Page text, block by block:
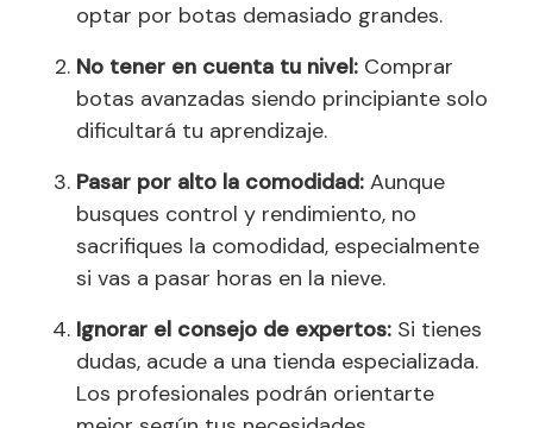
optar por botas demasiado grandes.
No tener en cuenta tu nivel: Comprar
botas avanzadas siendo principiante solo
dificultará tu aprendizaje.
Pasar por alto la comodidad: Aunque
busques control y rendimiento, no
sacrifiques la comodidad, especialmente
si vas a pasar horas en la nieve.
Ignorar el consejo de expertos: Si tienes
dudas, acude a una tienda especializada.
Los profesionales podrán orientarte